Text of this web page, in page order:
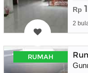
Rp
2
RUMAH